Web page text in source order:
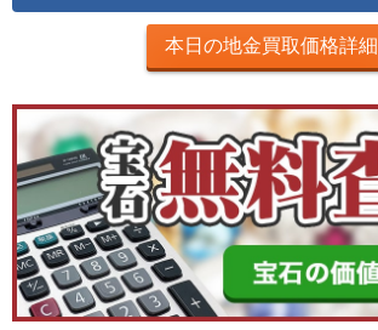
本日の地金買取価格詳細